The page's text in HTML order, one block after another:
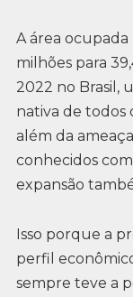
A área ocupada
milhões para
2022 no Brasil,
nativa de todos
além da
conhecidos
expansão
Isso porque a
perfil
sempre teve a